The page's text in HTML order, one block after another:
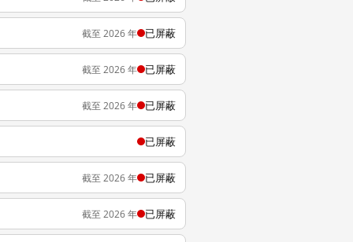
截至 2026 年 已屏蔽
截至 2026 年 已屏蔽
截至 2026 年 已屏蔽
已屏蔽
截至 2026 年 已屏蔽
截至 2026 年 已屏蔽